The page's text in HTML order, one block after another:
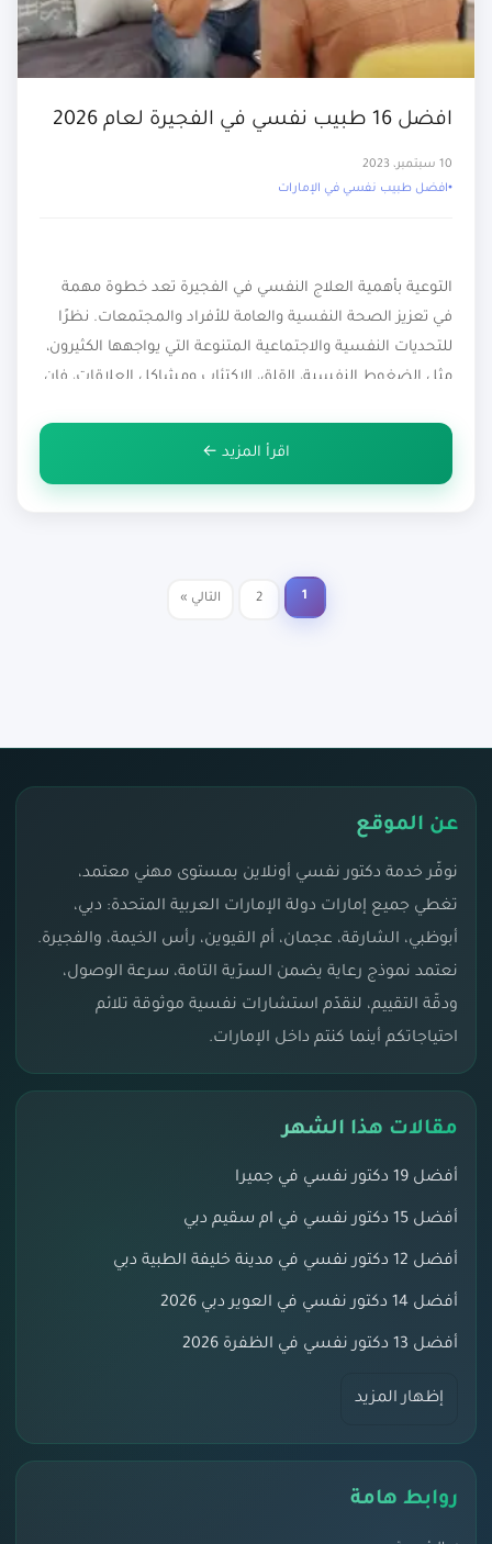
افضل 16 طبيب نفسي في الفجيرة لعام 2026
10 سبتمبر، 2023
افضل طبيب نفسي في الإمارات
التوعية بأهمية العلاج النفسي في الفجيرة تعد خطوة مهمة
في تعزيز الصحة النفسية والعامة للأفراد والمجتمعات. نظرًا
للتحديات النفسية والاجتماعية المتنوعة التي يواجهها الكثيرون،
مثل الضغوط النفسية، القلق، الاكتئاب ومشاكل العلاقات، فإن
التوعية، يُمكن للأفراد في الفجيرة فهم أهمية العناية بصحتهم
اقرأ المزيد ←
1
2 التالي »
عن الموقع
نوفّر خدمة دكتور نفسي أونلاين بمستوى مهني معتمد،
تغطي جميع إمارات دولة الإمارات العربية المتحدة: دبي،
أبوظبي، الشارقة، عجمان، أم القيوين، رأس الخيمة، والفجيرة.
نعتمد نموذج رعاية يضمن السرّية التامة، سرعة الوصول،
ودقّة التقييم، لنقدّم استشارات نفسية موثوقة تلائم
احتياجاتكم أينما كنتم داخل الإمارات.
مقالات هذا الشهر
أفضل 19 دكتور نفسي في جميرا
أفضل 15 دكتور نفسي في ام سقيم دبي
أفضل 12 دكتور نفسي في مدينة خليفة الطبية دبي
أفضل 14 دكتور نفسي في العوير دبي 2026
أفضل 13 دكتور نفسي في الظفرة 2026
إظهار المزيد
روابط هامة